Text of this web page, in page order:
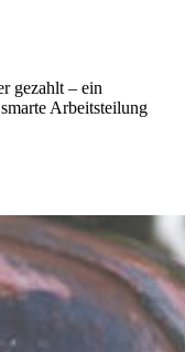
gezahlt – ein
Arbeitsteilung